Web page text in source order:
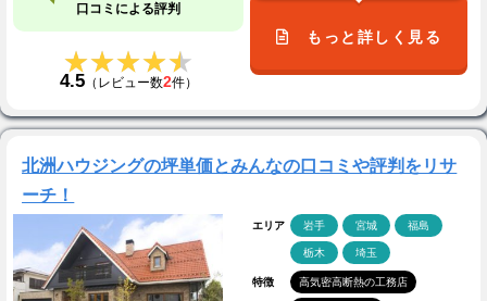
口コミによる評判
★★★★★
★★★★★
4.5（レビュー数2件）
もっと詳しく見る
北洲ハウジングの坪単価とみんなの口コミや評判をリサ
ーチ！
エリア 岩手 宮城 福島
栃木 埼玉
特徴 高気密高断熱の工務店